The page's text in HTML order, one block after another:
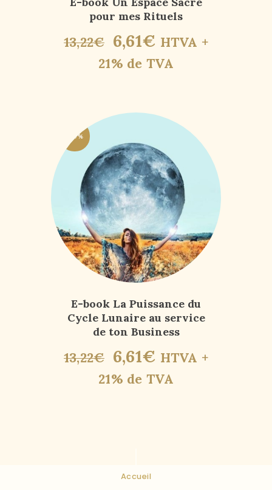
pour mes Rituels
13,22€ 6,61€ HTVA +
21% de TVA
-50%
E-book La Puissance du
Cycle Lunaire au service
de ton Business
13,22€ 6,61€ HTVA +
21% de TVA
Accueil